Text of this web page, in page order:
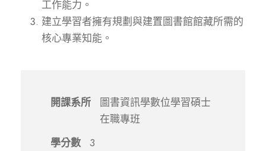
工作能力。
建立學習者擁有規劃與建置圖書館館藏所需的
核心專業知能。
開課系所
圖書資訊學數位學習碩士
在職專班
學分數
3